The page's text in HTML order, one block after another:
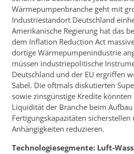
Wärmepumpenbranche geht mit
Industriestandort Deutschland
Amerikanische Regierung hat das
dem Inflation Reduction Act
dortige Wärmepumpenindustrie
müssen industriepolitische
Deutschland und der EU ergriffen
Sabel. Die oftmals diskutierten
sowie zinsgünstige Kredite
Liquidität der Branche beim
Fertigungskapazitäten sicherstellen
Anhängigkeiten reduzieren.
Technologiesegmente: Luft-